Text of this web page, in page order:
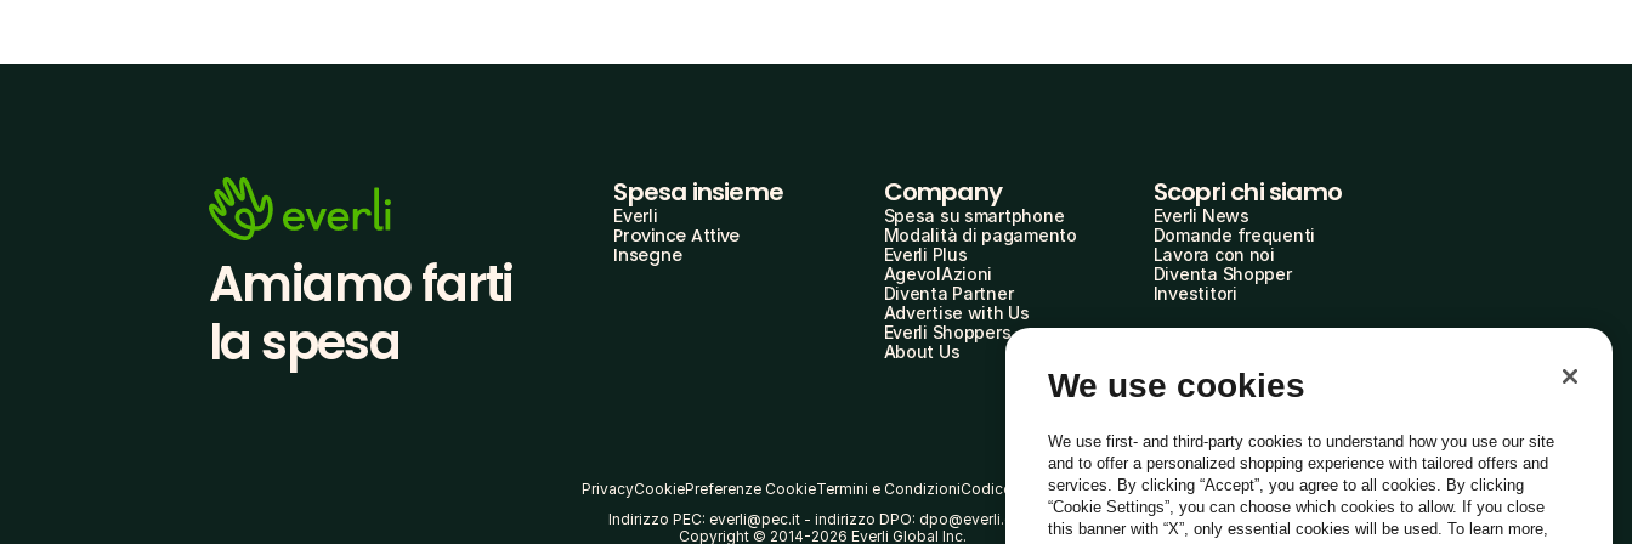
Amiamo farti
la spesa
Spesa insieme
Everli
Province Attive
Insegne
Company
Spesa su smartphone
Modalità di pagamento
Everli Plus
AgevolAzioni
Diventa Partner
Advertise with Us
Everli Shoppers
About Us
Scopri chi siamo
Everli News
Domande frequenti
Lavora con noi
Diventa Shopper
Investitori
PrivacyCookiePreferenze CookieTermini e CondizioniCodice Etico
Indirizzo PEC: everli@pec.it - indirizzo DPO: dpo@everli.com
Copyright © 2014-2026 Everli Global Inc.
Italiano
We use cookies
We use first- and third-party cookies to understand how you use our site
and to offer a personalized shopping experience with tailored offers and
services. By clicking “Accept”, you agree to all cookies. By clicking
“Cookie Settings”, you can choose which cookies to allow. If you close
this banner with “X”, only essential cookies will be used. To learn more,